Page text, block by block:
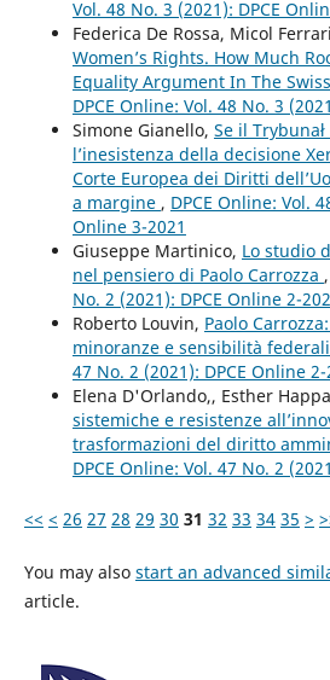
Vol. 48 No. 3 (2021): DPCE
Federica De Rossa, Micol
Women’s Rights. How Much
Equality Argument In The
DPCE Online: Vol. 48 No. 3
Simone Gianello, Se il
l’inesistenza della decisione
Corte Europea dei Diritti
a margine , DPCE Online: Vol.
Online 3-2021
Giuseppe Martinico, Lo studio
nel pensiero di Paolo Carrozza ,
No. 2 (2021): DPCE Online 2-
Roberto Louvin, Paolo
minoranze e sensibilità
47 No. 2 (2021): DPCE Online 2-
Elena D'Orlando,, Esther
sistemiche e resistenze
trasformazioni del diritto
DPCE Online: Vol. 47 No. 2
<< < 26 27 28 29 30 31 32 33 34 35 >
You may also start an advanced
article.